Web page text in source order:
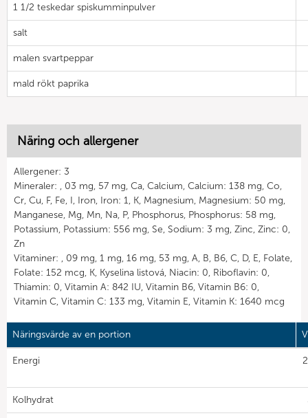
1 1/2 teskedar spiskumminpulver
salt
malen svartpeppar
mald rökt paprika
Näring och allergener
Allergener: 3
Mineraler: , 03 mg, 57 mg, Ca, Calcium, Calcium: 138 mg, Co,
Cr, Cu, F, Fe, I, Iron, Iron: 1, K, Magnesium, Magnesium: 50 mg,
Manganese, Mg, Mn, Na, P, Phosphorus, Phosphorus: 58 mg,
Potassium, Potassium: 556 mg, Se, Sodium: 3 mg, Zinc, Zinc: 0,
Zn
Vitaminer: , 09 mg, 1 mg, 16 mg, 53 mg, A, B, B6, C, D, E, Folate,
Folate: 152 mcg, K, Kyselina listová, Niacin: 0, Riboflavin: 0,
Thiamin: 0, Vitamin A: 842 IU, Vitamin B6, Vitamin B6: 0,
Vitamin C, Vitamin C: 133 mg, Vitamin E, Vitamin K: 1640 mcg
Näringsvärde av en portion
Energi
Kolhydrat